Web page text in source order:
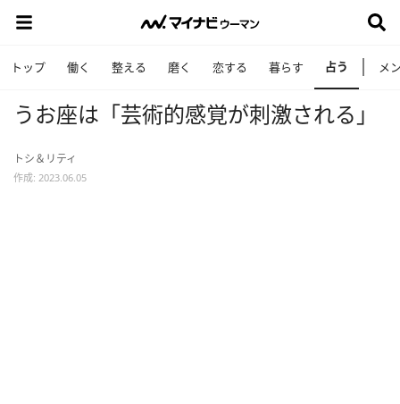
トップ 働く 整える 磨く 恋する 暮らす 占う メ
うお座は「芸術的感覚が刺激される」
トシ＆リティ
作成: 2023.06.05